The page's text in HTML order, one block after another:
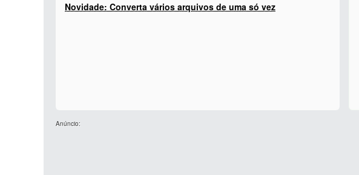
Novidade: Converta vários arquivos de uma só vez
Anúncio: